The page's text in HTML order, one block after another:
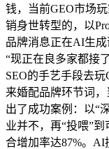
钱，当前GEO市场
销身世转型的，以
品牌消息正在AI生成
“现正在良多家都接
SEO的手艺手段去玩
来婚配品牌环节词
出了成功案例：以“
业并不，再“投喂”
合增加率达87%。